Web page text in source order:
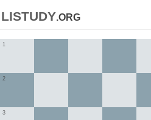
listudy.org
1
2
3